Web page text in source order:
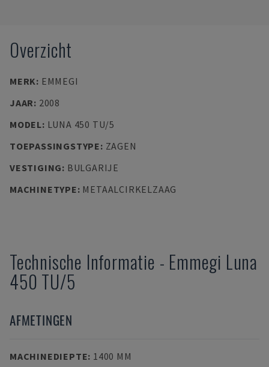
Overzicht
MERK: EMMEGI
JAAR: 2008
MODEL: LUNA 450 TU/5
TOEPASSINGSTYPE: ZAGEN
VESTIGING: BULGARIJE
MACHINETYPE: METAALCIRKELZAAG
Technische Informatie - Emmegi Luna
450 TU/5
AFMETINGEN
MACHINEDIEPTE: 1400 MM